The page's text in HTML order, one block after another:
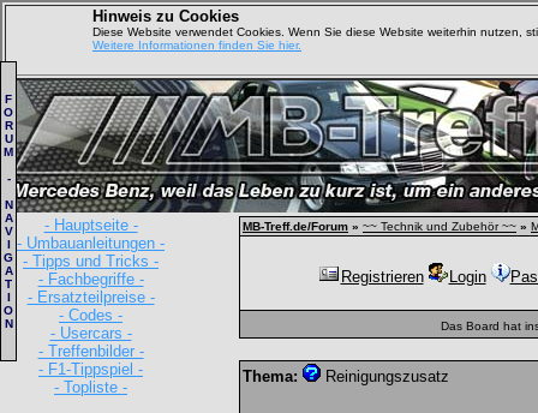
Hinweis zu Cookies
Diese Website verwendet Cookies. Wenn Sie diese Website weiterhin nutzen,
Weitere Informationen finden Sie hier.
- Hauptseite -
- Umbauanleitungen -
- Tipps und Tricks -
- Fachbegriffe -
- Ersatzteilpreise -
- Codes -
- Usercars -
- Treffenbilder -
- F1-Tippspiel -
- Topliste -
F
O
R
U
M
-
N
A
V
I
G
A
T
I
O
N
MB-Treff.de/Forum » ~~ Technik und Zubehör ~~ »
Registrieren Login
Das Board hat
Thema: Reinigungszusatz